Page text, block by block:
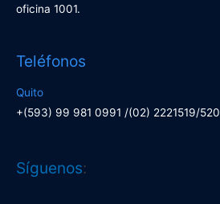
oficina 1001.
Teléfonos
Quito
+(593) 99 981 0991 /(02) 2221519/520
Síguenos:
Facebook
LinkedIn